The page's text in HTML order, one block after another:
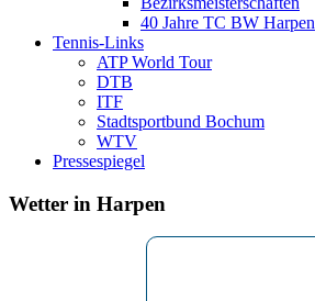
40 Jahre TC BW Harpen
Tennis-Links
ATP World Tour
DTB
ITF
Stadtsportbund Bochum
WTV
Pressespiegel
Wetter in Harpen